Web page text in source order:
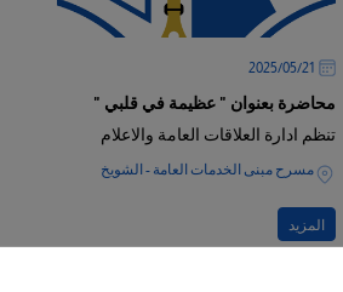
21‏/05‏/2025
محاضرة بعنوان " عظيمة في قلبي "
تنظم ادارة العلاقات العامة والاعلام
مسرح مبنى الخدمات العامة - الشويخ
المزيد